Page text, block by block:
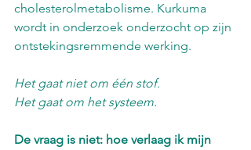
cholesterolmetabolisme. Kurkuma
wordt in onderzoek onderzocht op zijn
ontstekingsremmende werking.
Het gaat niet om één stof.
Het gaat om het systeem.
De vraag is niet: hoe verlaag ik mijn